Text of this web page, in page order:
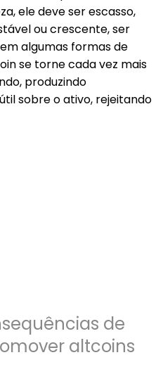
ele deve ser escasso,
ou crescente, ser
algumas formas de
se torne cada vez mais
produzindo
sobre o ativo, rejeitando
de
altcoins